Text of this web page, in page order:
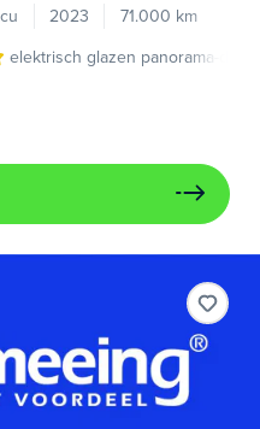
2023
71.000 km
elektrisch glazen panorama-dak